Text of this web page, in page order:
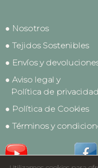
● Nosotros
● Tejidos Sostenibles
● Envíos y
● Aviso legal y
Política de privacidad
● Política de Cookies
● Términos y